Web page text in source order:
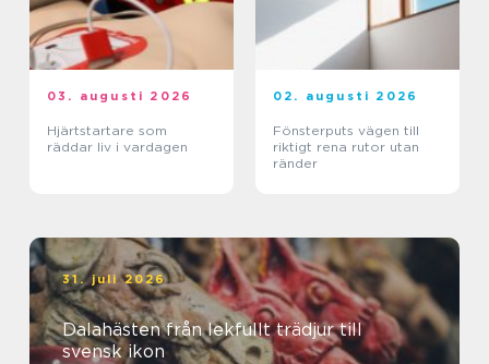
03. augusti 2026
Hjärtstartare som
räddar liv i vardagen
02. augusti 2026
Fönsterputs vägen till
riktigt rena rutor utan
ränder
31. juli 2026
Dalahästen från lekfullt trädjur till
svensk ikon